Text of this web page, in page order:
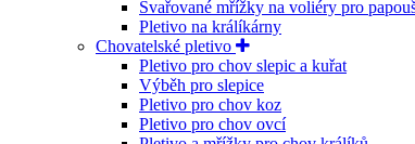
Svařované mřížky na voliéry pro
Pletivo na králíkárny
Chovatelské pletivo
Pletivo pro chov slepic a kuřat
Výběh pro slepice
Pletivo pro chov koz
Pletivo pro chov ovcí